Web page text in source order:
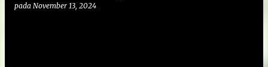
pada November 13, 2024